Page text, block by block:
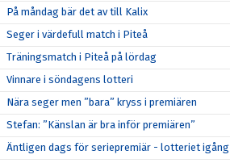
På måndag bär det av till Kalix
Seger i värdefull match i Piteå
Träningsmatch i Piteå på lördag
Vinnare i söndagens lotteri
Nära seger men ”bara” kryss i premiären
Stefan: ”Känslan är bra inför premiären”
Äntligen dags för seriepremiär - lotteriet igång